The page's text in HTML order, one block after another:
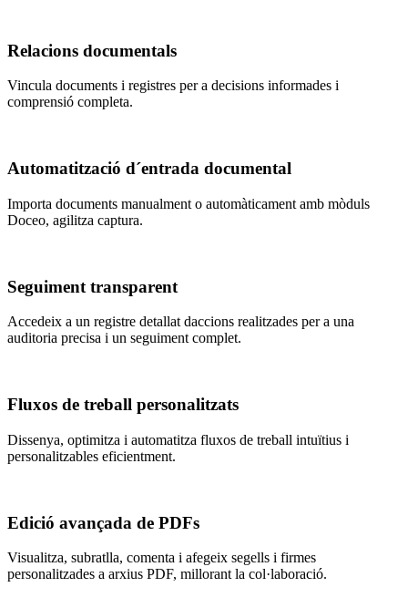
Relacions documentals
Vincula documents i registres per a decisions informades i
comprensió completa.
Automatització d´entrada documental
Importa documents manualment o automàticament amb mòduls
Doceo, agilitza captura.
Seguiment transparent
Accedeix a un registre detallat daccions realitzades per a una
auditoria precisa i un seguiment complet.
Fluxos de treball personalitzats
Dissenya, optimitza i automatitza fluxos de treball intuïtius i
personalitzables eficientment.
Edició avançada de PDFs
Visualitza, subratlla, comenta i afegeix segells i firmes
personalitzades a arxius PDF, millorant la col·laboració.